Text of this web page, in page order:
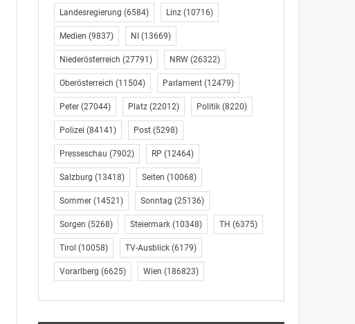
Landesregierung (6584) Linz(10716)
Medien (9837) NI (13669)
Niederösterreich (27791) NRW(26322)
Oberösterreich (11504) Parlament(12479)
Peter(27044) Platz(22012) Politik(8220)
Polizei (84141) Post(5298)
Presseschau (7902) RP (12464)
Salzburg (13418) Seiten (10068)
Sommer(14521) Sonntag (25136)
Sorgen (5268) Steiermark(10348) TH (6375)
Tirol (10058) TV-Ausblick(6179)
Vorarlberg (6625) Wien (186823)